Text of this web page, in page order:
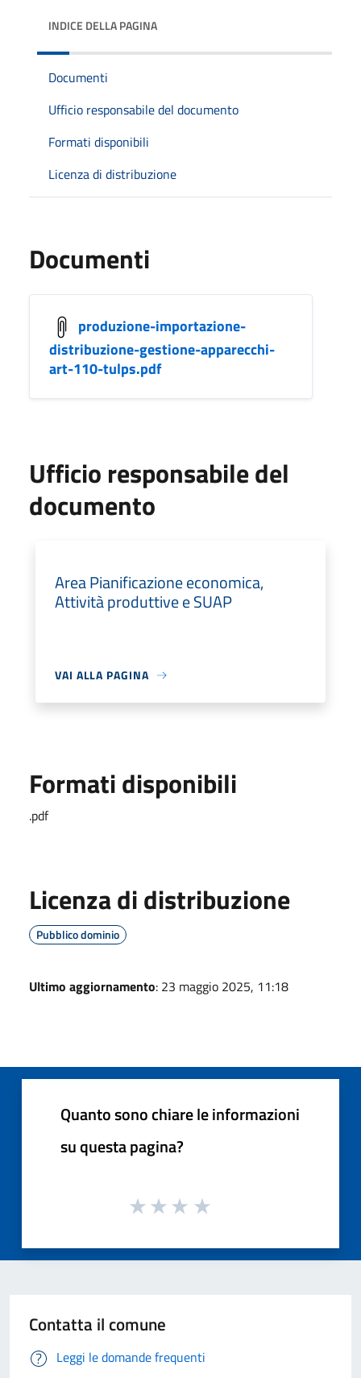
INDICE DELLA PAGINA
Documenti
Ufficio responsabile del documento
Formati disponibili
Licenza di distribuzione
Documenti
produzione-importazione-
distribuzione-gestione-apparecchi-
art-110-tulps.pdf
Ufficio responsabile del
documento
Area Pianificazione economica,
Attività produttive e SUAP
VAI ALLA PAGINA
Formati disponibili
.pdf
Licenza di distribuzione
Pubblico dominio
Ultimo aggiornamento: 23 maggio 2025, 11:18
Quanto sono chiare le informazioni
su questa pagina?
Contatta il comune
Leggi le domande frequenti